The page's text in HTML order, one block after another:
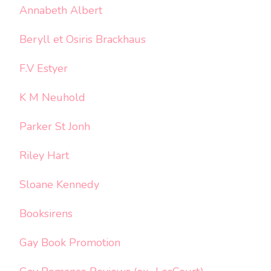
Annabeth Albert
Beryll et Osiris Brackhaus
F.V Estyer
K M Neuhold
Parker St Jonh
Riley Hart
Sloane Kennedy
Booksirens
Gay Book Promotion